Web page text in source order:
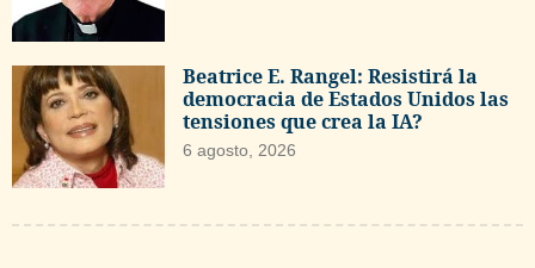
Beatrice E. Rangel: Resistirá la
democracia de Estados Unidos las
tensiones que crea la IA?
6 agosto, 2026